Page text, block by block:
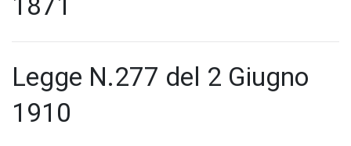
Legge N.277 del 2 Giugno
1910